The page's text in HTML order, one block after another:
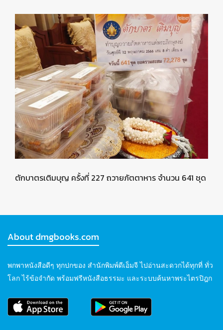
ตักบาตรเติมบุญ ครั้งที่ 227 ถวายภัตตาหาร จำนวน 641 ชุด
About dmgbooks.com
พกพาหนังสือดีๆ ทุกปกของ สำนักพิมพ์ดีเอ็มจี ไปอ่านสะดวกได้ทุกที่ ทั่ว
โลก ไร้ข้อจำกัด พร้อมฟรีหนังสือธรรมะ และระบบค้นหาพระไตรปิฎก